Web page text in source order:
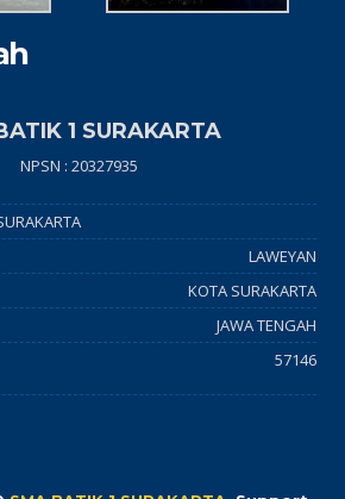
1 SURAKARTA
NPSN : 20327935
LAWEYAN
KOTA SURAKARTA
JAWA TENGAH
57146